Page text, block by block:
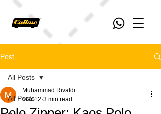
Post
All Posts
All Posts
Muhammad Rivaldi
Mar 12 3 min read